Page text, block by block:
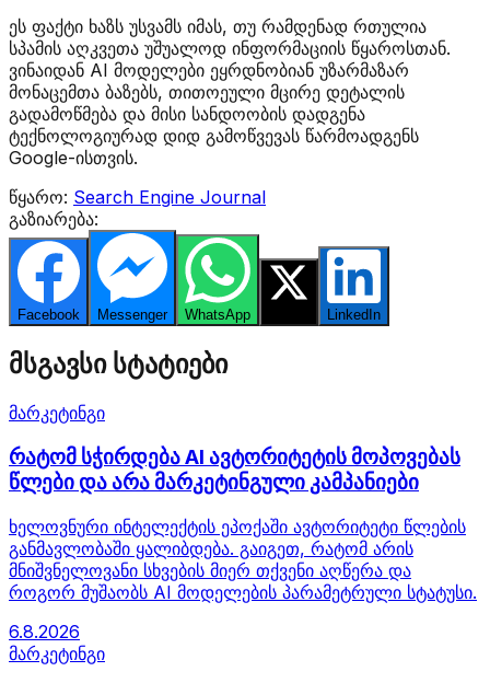
ეს ფაქტი ხაზს უსვამს იმას, თუ რამდენად რთულია
სპამის აღკვეთა უშუალოდ ინფორმაციის წყაროსთან.
ვინაიდან AI მოდელები ეყრდნობიან უზარმაზარ
მონაცემთა ბაზებს, თითოეული მცირე დეტალის
გადამოწმება და მისი სანდოობის დადგენა
ტექნოლოგიურად დიდ გამოწვევას წარმოადგენს
Google-ისთვის.
წყარო: Search Engine Journal
გაზიარება:
Facebook Messenger WhatsApp LinkedIn
მსგავსი სტატიები
მარკეტინგი
რატომ სჭირდება AI ავტორიტეტის მოპოვებას
წლები და არა მარკეტინგული კამპანიები
ხელოვნური ინტელექტის ეპოქაში ავტორიტეტი წლების
განმავლობაში ყალიბდება. გაიგეთ, რატომ არის
მნიშვნელოვანი სხვების მიერ თქვენი აღწერა და
როგორ მუშაობს AI მოდელების პარამეტრული სტატუსი.
6.8.2026
მარკეტინგი